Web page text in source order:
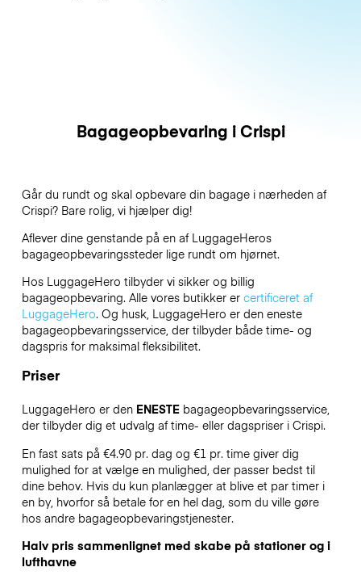
Bagageopbevaring i Crispi
Går du rundt og skal opbevare din bagage i nærheden af
Crispi? Bare rolig, vi hjælper dig!
Aflever dine genstande på en af LuggageHeros
bagageopbevaringssteder lige rundt om hjørnet.
Hos LuggageHero tilbyder vi sikker og billig
bagageopbevaring. Alle vores butikker er certificeret af
LuggageHero. Og husk, LuggageHero er den eneste
bagageopbevaringsservice, der tilbyder både time- og
dagspris for maksimal fleksibilitet.
Priser
LuggageHero er den ENESTEbagageopbevaringsservice,
der tilbyder dig et udvalg af time- eller dagspriser i Crispi.
En fast sats på €4.90 pr. dag og €1 pr. time giver dig
mulighed for at vælge en mulighed, der passer bedst til
dine behov. Hvis du kun planlægger at blive et par timer i
en by, hvorfor så betale for en hel dag, som du ville gøre
hos andre bagageopbevaringstjenester.
Halv pris sammenlignet med skabe på stationer og i
lufthavne